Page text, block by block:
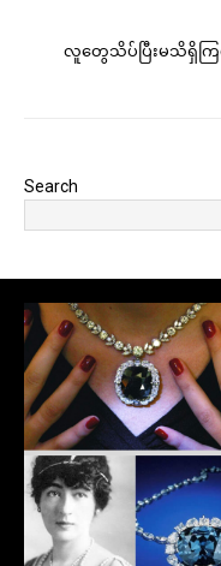
လူတွေသိပ်ပြီးမသိရှိကြသ
Search